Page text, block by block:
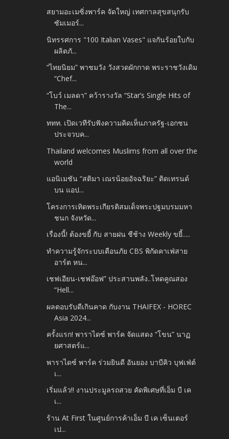
สยามอะเมซิ่งพาร์ค จัดใหญ่ เทศกาลสุขสนุกรับ
ซัมเมอร์...
นิทรรศการ "100 Italian Vases" แจกันร้อยใบกับ
ผลิตภั...
“ไทยนิยม” พาชมวัง วังสวดผักกาด พระราชวังเดิม
“Chef...
“โบว์ เมลดา” คว้ารางวัล “Star’s Single Hits of
The...
ททท. เปิดเวทีรับฟังความคิดเห็นภาครัฐ-เอกชน
ประจวบค...
Thailand welcomes Muslims from all over the
world
แอนิเมชัน “สติมา เณรน้อยอัจฉริยะ” ติดเทรนด์
บน แอป...
โครงการเทิดพระเกียรติสมเด็จพระปฐมบรมมหา
ชนก จังหวัด...
เรื่องนี้! ต้องขยี้ กับ สายฝน ชีช้าง Weekly ขยี้.....
ทำความรู้จักระบบเตือนภัย CBS พิกัดคาเฟ่สาย
อาร์ต หน...
เชฟเอียน-เชฟอ๊อฟ” ประสานพลัง..โหดคูณสอง
“Hell...
ผลตอบรับดีเกินคาด กับงาน THAIFEX - HOREC
Asia 2024...
ครั้งแรก! พาราไดซ์ พาร์ค จัดแสดง “โขน” นาฏ
ยศาสตร์แ...
พาราไดซ์ พาร์ค ร่วมยินดี อันยอง บาบีคิว บุฟเฟ่ต์
เ...
เริ่มแล้ว!! งานประมูลรถสวย คัดพิเศษที่เอ็ม บี เค
เ...
ร้าน At First ในศูนย์การค้าเอ็ม บี เค เซ็นเตอร์
เป...